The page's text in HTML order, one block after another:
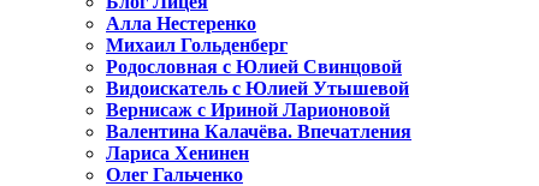
Алла Нестеренко
Михаил Гольденберг
Родословная с Юлией Свинцовой
Видоискатель с Юлией Утышевой
Вернисаж с Ириной Ларионовой
Валентина Калачёва. Впечатления
Лариса Хенинен
Олег Гальченко